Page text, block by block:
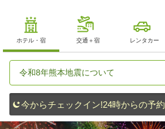
ホテル・宿 交通＋宿 レンタカー
令和8年熊本地震について
今からチェックイン!24時からの予約